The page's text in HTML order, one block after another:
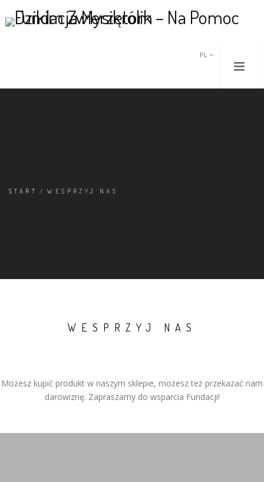
PL
START / WESPRZYJ NAS
WESPRZYJ NAS
Możesz kupić produkt w naszym sklepie, możesz też przekazać nam
darowiznę. Zapraszamy do wsparcia Fundacji!